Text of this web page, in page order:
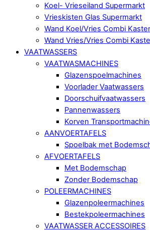
Koel- Vrieseiland Supermarkt
Vrieskisten Glas Supermarkt
Wand Koel/Vries Combi
Wand Vries/Vries Combi
VAATWASSERS
VAATWASMACHINES
Glazenspoelmachines
Voorlader Vaatwassers
Doorschuifvaatwassers
Pannenwassers
Korven
AANVOERTAFELS
Spoelbak met
AFVOERTAFELS
Met Bodemschap
Zonder Bodemschap
POLEERMACHINES
Glazenpoleermachines
Bestekpoleermachines
VAATWASSER ACCESSOIRES